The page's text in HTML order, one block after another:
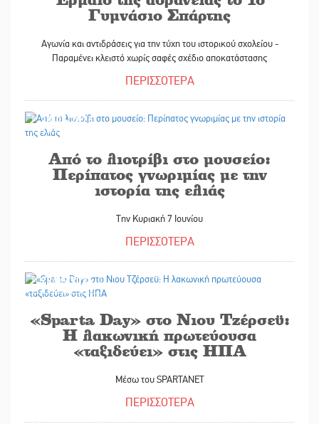
Γυμνάσιο Σπάρτης
Αγωνία και αντιδράσεις για την τύχη του ιστορικού σχολείου -
Παραμένει κλειστό χωρίς σαφές σχέδιο αποκατάστασης
ΠΕΡΙΣΣΟΤΕΡΑ
28/05/2026
Από το λιοτρίβι στο μουσείο:
Περίπατος γνωριμίας με την
ιστορία της ελιάς
Την Κυριακή 7 Ιουνίου
ΠΕΡΙΣΣΟΤΕΡΑ
28/05/2026
«Sparta Day» στο Νιου Τζέρσεϋ:
Η λακωνική πρωτεύουσα
«ταξιδεύει» στις ΗΠΑ
Μέσω του SPARTANET
ΠΕΡΙΣΣΟΤΕΡΑ